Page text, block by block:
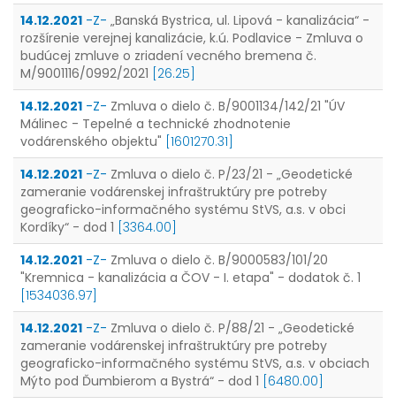
14.12.2021 -Z- „Banská Bystrica, ul. Lipová - kanalizácia“ -
rozšírenie verejnej kanalizácie, k.ú. Podlavice - Zmluva o
budúcej zmluve o zriadení vecného bremena č.
M/9001116/0992/2021 [26.25]
14.12.2021 -Z- Zmluva o dielo č. B/9001134/142/21 "ÚV
Málinec - Tepelné a technické zhodnotenie
vodárenského objektu" [1601270.31]
14.12.2021 -Z- Zmluva o dielo č. P/23/21 - „Geodetické
zameranie vodárenskej infraštruktúry pre potreby
geograficko-informačného systému StVS, a.s. v obci
Kordíky“ - dod 1 [3364.00]
14.12.2021 -Z- Zmluva o dielo č. B/9000583/101/20
"Kremnica - kanalizácia a ČOV - I. etapa" - dodatok č. 1
[1534036.97]
14.12.2021 -Z- Zmluva o dielo č. P/88/21 - „Geodetické
zameranie vodárenskej infraštruktúry pre potreby
geograficko-informačného systému StVS, a.s. v obciach
Mýto pod Ďumbierom a Bystrá“ - dod 1 [6480.00]